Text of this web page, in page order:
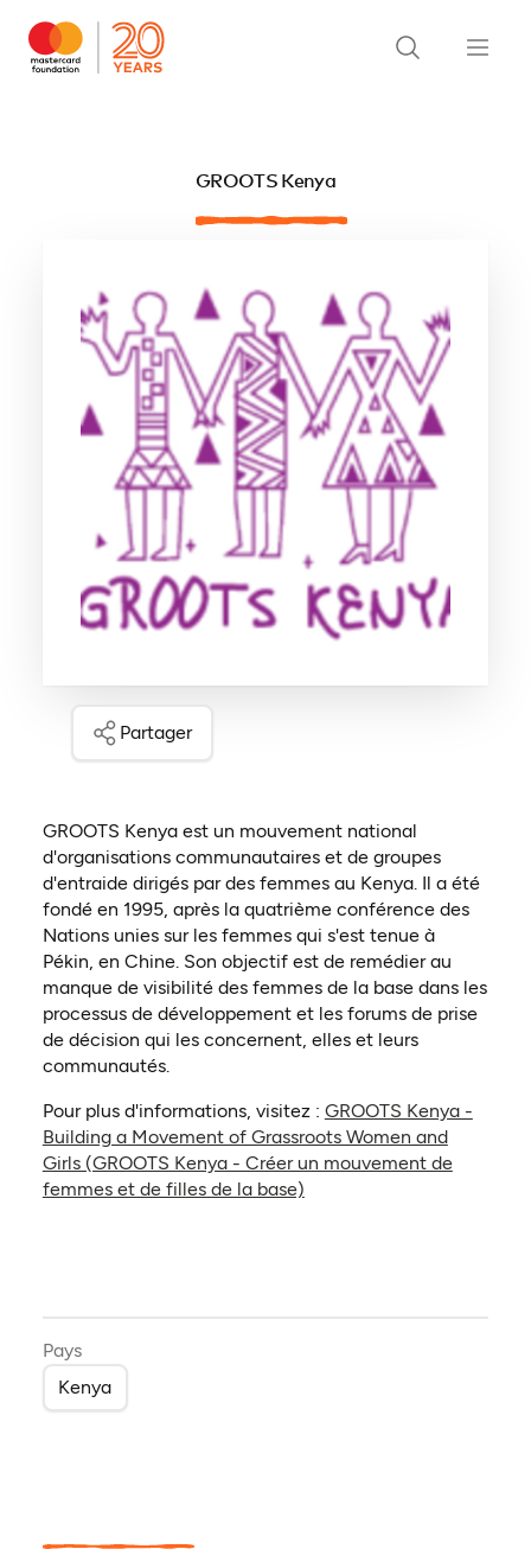
GROOTS Kenya
Partager
GROOTS Kenya est un mouvement national
d'organisations communautaires et de groupes
d'entraide dirigés par des femmes au Kenya. Il a été
fondé en 1995, après la quatrième conférence des
Nations unies sur les femmes qui s'est tenue à
Pékin, en Chine. Son objectif est de remédier au
manque de visibilité des femmes de la base dans les
processus de développement et les forums de prise
de décision qui les concernent, elles et leurs
communautés.
Pour plus d'informations, visitez : GROOTS Kenya -
Building a Movement of Grassroots Women and
Girls (GROOTS Kenya - Créer un mouvement de
femmes et de filles de la base)(ouvre dans un nouvel
Pays
Kenya